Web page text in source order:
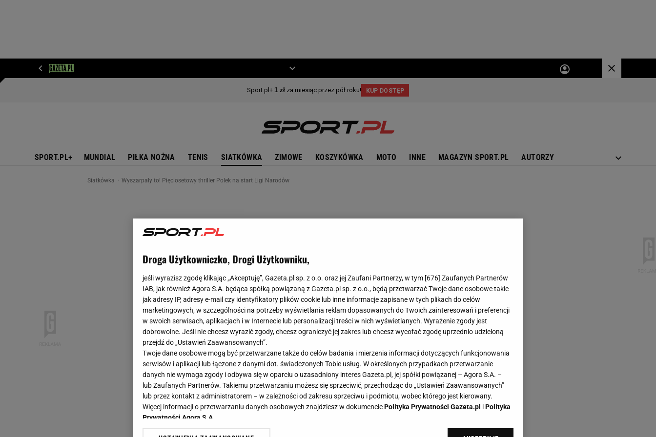
SPORT.PL+ MUNDIAL PIŁKA NOŻNA TENIS SIATKÓWKA ZIMOWE KOSZYKÓWKA MOTO INNE MAGAZYN SPORT.PL AUTORZY
Siatkówka Wyszarpały to! Pięciosetowy thriller Polek na start Ligi Narodów
Droga Użytkowniczko, Drogi Użytkowniku,
jeśli wyrazisz zgodę klikając „Akceptuję”, Gazeta.pl sp. z o.o. oraz jej Zaufani Partnerzy, w tym [676] Zaufanych Partnerów
IAB, jak również Agora S.A. będąca spółką powiązaną z Gazeta.pl sp. z o.o., będą przetwarzać Twoje dane osobowe takie
jak adresy IP, adresy e-mail czy identyfikatory plików cookie lub inne informacje zapisane w tych plikach do celów
marketingowych, w szczególności na potrzeby wyświetlania reklam dopasowanych do Twoich zainteresowań i preferencji
w swoich serwisach, aplikacjach i w Internecie lub personalizacji treści w nich wyświetlanych. Wyrażenie zgody jest
dobrowolne. Jeśli nie chcesz wyrazić zgody, chcesz ograniczyć jej zakres lub chcesz wycofać zgodę uprzednio udzieloną
przejdź do „Ustawień Zaawansowanych”.
Twoje dane osobowe mogą być przetwarzane także do celów badania i mierzenia informacji dotyczących funkcjonowania
serwisów i aplikacji lub łączone z danymi dot. świadczonych Tobie usług. W określonych przypadkach przetwarzanie
danych nie wymaga zgody i odbywa się w oparciu o uzasadniony interes Gazeta.pl, jej spółki powiązanej – Agora S.A. –
lub Zaufanych Partnerów. Takiemu przetwarzaniu możesz się sprzeciwić, przechodząc do „Ustawień Zaawansowanych”
lub przez kontakt z administratorem – w zależności od zakresu sprzeciwu i podmiotu, wobec którego jest kierowany.
Więcej informacji o przetwarzaniu danych osobowych znajdziesz w dokumenciePolityka Prywatności Gazeta.pl iPolityka
Prywatności Agora S.A.